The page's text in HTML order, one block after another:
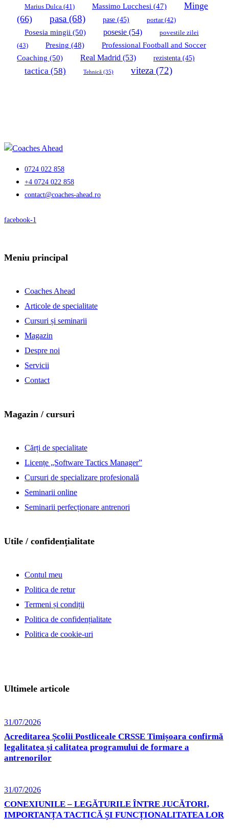
Marius Dulca (41) Massimo Lucchesi (47)
Minge
(66)
pasa (68) pase (45) portar(42)
Posesia mingii (50) posesie (54)
povestile zilei
(43)
Presing (48)
Professional Football and Soccer
Coaching (50) Real Madrid (53) rezistenta (45)
tactica (58) Tehnică (35) viteza (72)
0724 022 858
+4 0724 022 858
contact@coaches-ahead.ro
facebook-1
Meniu principal
Coaches Ahead
Articole de specialitate
Cursuri și seminarii
Magazin
Despre noi
Servicii
Contact
Magazin / cursuri
Cărți de specialitate
Licențe „Software Tactics Manager”
Cursuri de specializare profesională
Seminarii online
Seminarii perfecționare antrenori
Utile / confidențialitate
Contul meu
Politica de retur
Termeni și condiții
Politica de confidențialitate
Politica de cookie-uri
Ultimele articole
31/07/2026
Acreditarea Școlii Postliceale CRSSE Timișoara confirmă
legalitatea și calitatea programului de formare a
antrenorilor
31/07/2026
CONEXIUNILE – LEGĂTURILE ÎNTRE JUCĂTORI,
IMPORTANȚA TACTICĂ ȘI FUNCȚIONALITATEA LOR